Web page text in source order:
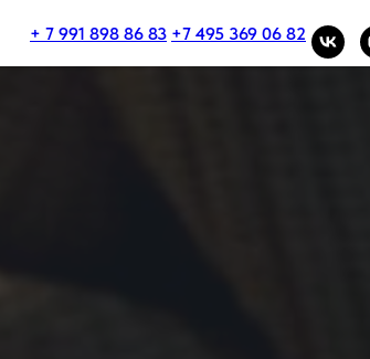
+ 7 991 898 86 83 +7 495 369 06 82